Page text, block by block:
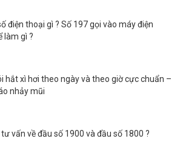
điện thoại gì ? Số 197 gọi vào máy điện
làm gì ?
hắt xì hơi theo ngày và theo giờ cực chuẩn –
nhảy mũi
vấn về đầu số 1900 và đầu số 1800 ?